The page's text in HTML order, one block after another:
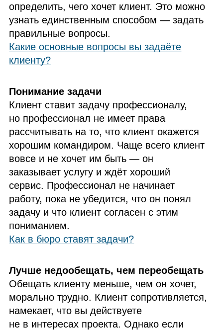
определить, чего хочет клиент. Это можно
узнать единственным способом — задать
правильные вопросы.
Какие основные вопросы вы задаёте
клиенту?
Понимание задачи
Клиент ставит задачу профессионалу,
но профессионал не имеет права
рассчитывать на то, что клиент окажется
хорошим командиром. Чаще всего клиент
вовсе и не хочет им быть — он
заказывает услугу и ждёт хороший
сервис. Профессионал не начинает
работу, пока не убедится, что он понял
задачу и что клиент согласен с этим
пониманием.
Как в бюро ставят задачи?
Лучше недообещать, чем переобещать
Обещать клиенту меньше, чем он хочет,
морально трудно. Клиент сопротивляется,
намекает, что вы действуете
не в интересах проекта. Однако если